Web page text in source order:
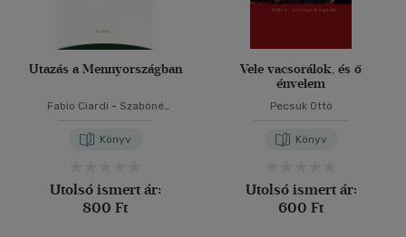
Utazás a Mennyországban
Fabio Ciardi - Szabóné
Könyv
Utolsó ismert ár:
800 Ft
Vele vacsorálok, és ő
énvelem
Pecsuk Ottó
Könyv
Utolsó ismert ár:
600 Ft